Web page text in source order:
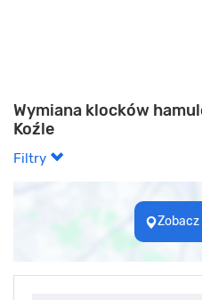
Wymiana klocków
Koźle
Filtry
Zobacz